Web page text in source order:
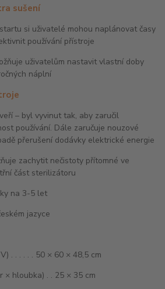
sušení
si uživatelé mohou naplánovat časy
používání přístroje
uživatelům nastavit vlastní doby
náplní
– byl vyvinut tak, aby zaručil
používání. Dále zaručuje nouzové
přerušení dodávky elektrické energie
zachytit nečistoty přítomné ve
část sterilizátoru
na 3-5 let
jazyce
. . . . . . 50 × 60 × 48,5 cm
× hloubka) . . 25 × 35 cm